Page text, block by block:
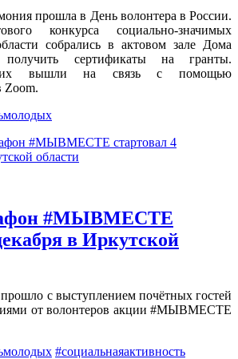
прошла в День волонтера в России.
конкурса социально-значимых
собрались в актовом зале Дома
сертификаты на гранты.
вышли на связь с помощью
Zoom.
#МЫВМЕСТЕ
в Иркутской
с выступлением почётных гостей
от волонтеров акции #МЫВМЕСТЕ
#социальнаяактивность